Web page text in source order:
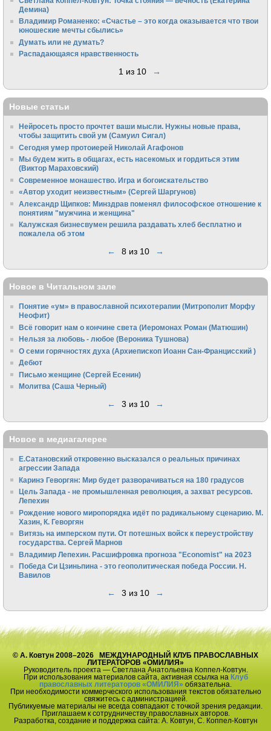
Демина)
Владимир Романенко: «Счастье – это когда оказывается что твои
юношеские мечты сбылись»
Думать или не думать?
Распадающаяся нравственность
1 из 10 →
Новые статьи
Нейросеть просто прочтет ваши мысли. Нужны новые права,
чтобы защитить свой ум (Самуил Сигал)
Сегодня умер протоиерей Николай Агафонов
Мы будем жить в общагах, есть насекомых и гордиться этим
(Виктор Мараховский)
Cовременное монашество. Игра и богоискательство
«Автор уходит неизвестным» (Сергей Шаргунов)
Александр Щипков: Минздрав поменял философское отношение к
понятиям "мужчина и женщина"
Калужская бизнесвумен решила раздавать хлеб бесплатно и
пожалела об этом
← 8 из 10 →
Новое в Читальном зале
Понятие «ум» в православной психотерапии (Митрополит Морфу
Неофит)
Всё говорит нам о кончине света (Иеромонах Роман (Матюшин)
Нельзя за любовь - любое (Вероника Тушнова)
О семи горячностях духа (Архиепископ Иоанн Сан-Францисский )
Дебют
Письмо женщине (Сергей Есенин)
Молитва (Саша Черный)
← 3 из 10 →
Новое в медиагалерее
Е.Сатановский откровенно высказался о реальных причинах
агрессии Запада
Каринэ Геворгян: Мир будет разворачиваться на 180 градусов
Цель Запада - не промышленная революция, а захват ресурсов.
Лепехин
Рождение нового миропорядка идёт по радикальному сценарию. М.
Хазин, К. Геворгян
Витязь на имперском пути. От потешных войск к переустройству
государства. Сергей Марнов
Владимир Лепехин. Расшифровка прогноза "Economist" на 2023
Победа Си Цзиньпина - это геополитическая победа России. Н.
Вавилов
← 3 из 10 →
© А. Ковтун 2008–2026 МЕЖДУНАРОДНЫЙ КЛУБ ПРАВОСЛАВНЫХ
ЛИТЕРАТОРОВ «ОМИЛИЯ»
Руководитель проекта — Светлана Анатольевна Коппел-Ковтун.
При использования материалов сайта, активная ссылка на Клуб
православных литераторов «ОМИЛИЯ» обязательна.
При необходимости коммерческого использования текстов обязательно
свяжитесь с администрацией.
Публикуемые материалы не всегда совпадают с точкой зрения редакции.
Приглашаем к сотрудничеству православных авторов.
Разработка, создание и поддержка сайта: А. Ковтун, С. Коппел-Ковтун